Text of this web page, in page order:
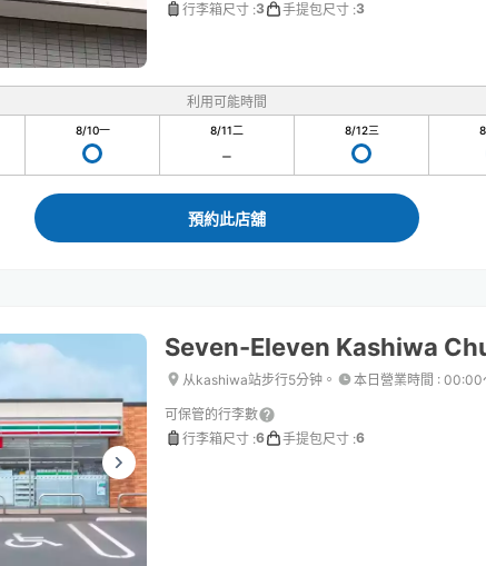
行李箱尺寸 :3 手提包尺寸 :3
利用可能時間
8/10一 8/11二 8/12三
預約此店舖
Seven-Eleven Kashiwa
从kashiwa站步行5分钟。 本日營業時間 : 00:00
可保管的行李數
行李箱尺寸 :6 手提包尺寸 :6